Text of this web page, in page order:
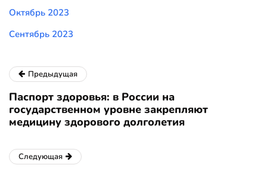
Октябрь 2023
Сентябрь 2023
Предыдущая
Паспорт здоровья: в России на
государственном уровне закрепляют
медицину здорового долголетия
Следующая